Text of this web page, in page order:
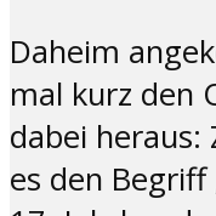
Daheim
mal kurz den
dabei
es den Begriff